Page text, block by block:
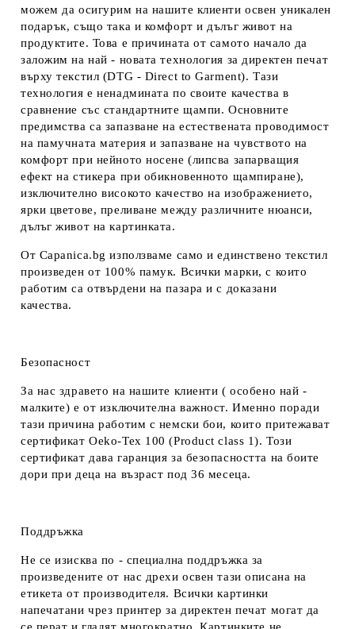
можем да осигурим на нашите клиенти освен уникален
подарък, също така и комфорт и дълъг живот на
продуктите. Това е причината от самото начало да
заложим на най - новата технология за директен печат
върху текстил (DTG - Direct to Garment). Тази
технология е ненадмината по своите качества в
сравнение със стандартните щампи. Основните
предимства са запазване на естествената проводимост
на памучната материя и запазване на чувството на
комфорт при нейното носене (липсва запарващия
ефект на стикера при обикновенното щампиране),
изключително високото качество на изображението,
ярки цветове, преливане между различните нюанси,
дълъг живот на картинката.
От Capanica.bg използваме само и единствено текстил
произведен от 100% памук. Всички марки, с които
работим са отвърдени на пазара и с доказани
качества.
Безопасност
За нас здравето на нашите клиенти ( особено най -
малките) е от изключителна важност. Именно поради
тази причина работим с немски бои, които притежават
сертификат Oeko-Tex 100 (Product class 1). Този
сертификат дава гаранция за безопасността на боите
дори при деца на възраст под 36 месеца.
Поддръжка
Не се изисква по - специална поддръжка за
произведените от нас дрехи освен тази описана на
етикета от производителя. Всички картинки
напечатани чрез принтер за директен печат могат да